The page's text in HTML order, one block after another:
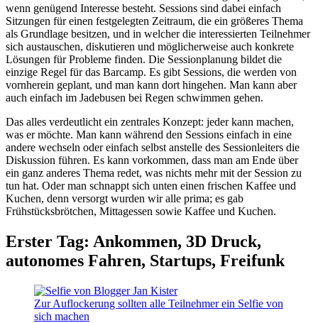
wenn genügend Interesse besteht. Sessions sind dabei einfach
Sitzungen für einen festgelegten Zeitraum, die ein größeres Thema
als Grundlage besitzen, und in welcher die interessierten Teilnehmer
sich austauschen, diskutieren und möglicherweise auch konkrete
Lösungen für Probleme finden. Die Sessionplanung bildet die
einzige Regel für das Barcamp. Es gibt Sessions, die werden von
vornherein geplant, und man kann dort hingehen. Man kann aber
auch einfach im Jadebusen bei Regen schwimmen gehen.
Das alles verdeutlicht ein zentrales Konzept: jeder kann machen,
was er möchte. Man kann während den Sessions einfach in eine
andere wechseln oder einfach selbst anstelle des Sessionleiters die
Diskussion führen. Es kann vorkommen, dass man am Ende über
ein ganz anderes Thema redet, was nichts mehr mit der Session zu
tun hat. Oder man schnappt sich unten einen frischen Kaffee und
Kuchen, denn versorgt wurden wir alle prima; es gab
Frühstücksbrötchen, Mittagessen sowie Kaffee und Kuchen.
Erster Tag: Ankommen, 3D Druck,
autonomes Fahren, Startups, Freifunk
Zur Auflockerung sollten alle Teilnehmer ein Selfie von
sich machen